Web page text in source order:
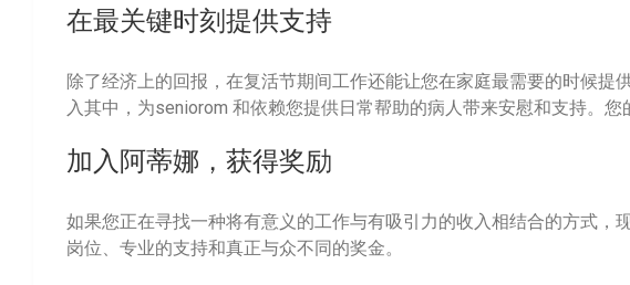
在最关键时刻提供支持
除了经济上的回报，在复活节期间工作还能让您在家庭最需要的时候提
入其中，为seniorom 和依赖您提供日常帮助的病人带来安慰和支持。您
加入阿蒂娜，获得奖励
如果您正在寻找一种将有意义的工作与有吸引力的收入相结合的方式，
岗位、专业的支持和真正与众不同的奖金。